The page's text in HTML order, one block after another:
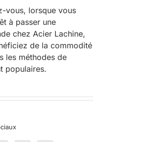
vous, lorsque vous
à passer une
chez Acier Lachine,
de la commodité
les méthodes de
populaires.